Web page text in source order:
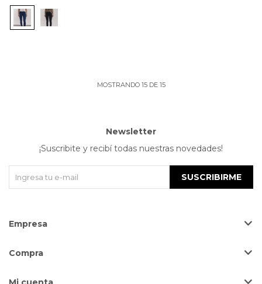
MOSTRANDO 15DE 15
Empresa
Compra
Newsletter
¡Suscribite y recibí todas nuestras novedades!
SUSCRIBIRME